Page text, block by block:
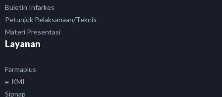
Buletin Infarkes
Petunjuk Pelaksanaan/Teknis
Materi Presentasi
Layanan
Farmaplus
e-KMI
Sipnap